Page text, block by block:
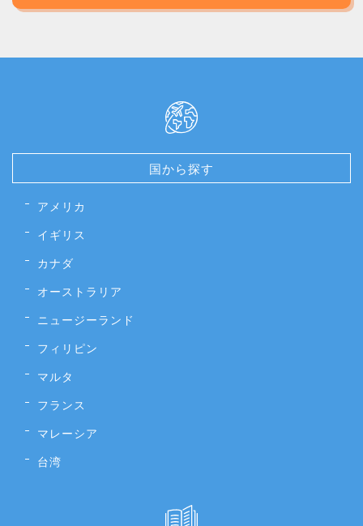
国から探す
アメリカ
イギリス
カナダ
オーストラリア
ニュージーランド
フィリピン
マルタ
フランス
マレーシア
台湾